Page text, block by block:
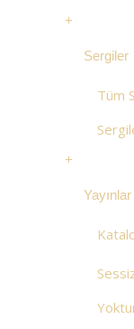
+
Sergiler
Tüm
+
Yayınlar